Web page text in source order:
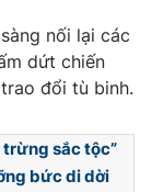
nối lại các
dứt chiến
đổi tù binh.
trừng sắc tộc”
bức di dời